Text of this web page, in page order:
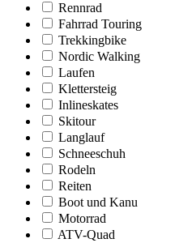
Rennrad
Fahrrad Touring
Trekkingbike
Nordic Walking
Laufen
Klettersteig
Inlineskates
Skitour
Langlauf
Schneeschuh
Rodeln
Reiten
Boot und Kanu
Motorrad
ATV-Quad